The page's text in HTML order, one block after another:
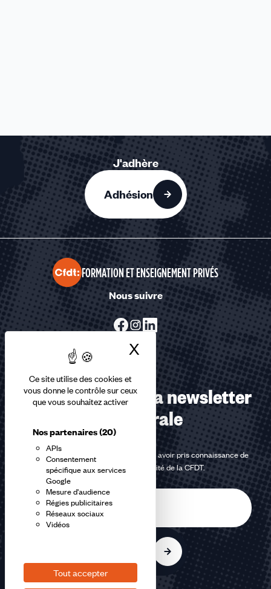
Ce site utilise des cookies et
vous donne le contrôle sur ceux
que vous souhaitez activer
Nos partenaires(20)
APIs
Consentement
spécifique aux services
Google
Mesure d'audience
Régies publicitaires
Réseaux sociaux
Vidéos
Tout accepter
X Masquer le
J'adhère
Adhésion
FORMATION ET ENSEIGNEMENT PRIVÉS
Nous suivre
Abonnez-vous à la newsletter
confédérale
En m'inscrivant à la newsletter, j'affirme avoir pris connaissance de
lapolitique de confidentialité de la CFDT.